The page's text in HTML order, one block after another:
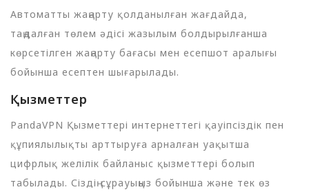
Автоматты жаңарту қолданылған жағдайда,
таңдалған төлем әдісі жазылым болдырылғанша
көрсетілген жаңарту бағасы мен есепшот аралығы
бойынша есептен шығарылады.
Қызметтер
PandaVPN Қызметтері интернеттегі қауіпсіздік пен
құпиялылықты арттыруға арналған уақытша
цифрлық желілік байланыс қызметтері болып
табылады. Сіздің сұрауыңыз бойынша және тек өз